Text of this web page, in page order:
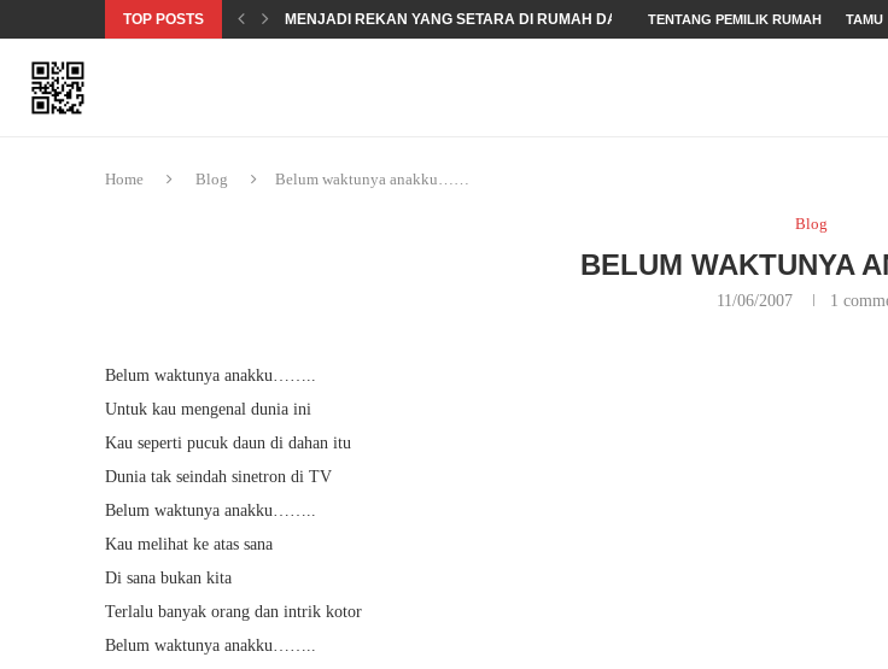
TOP POSTS MENJADI REKAN YANG SETARA DI RUMAH DALAM MASA...TENTANG PEMILIK RUMAH TAMU
Home Blog Belum waktunya anakku……
Blog
BELUM WAKTUNYA
11/06/2007 1
Belum waktunya anakku……..
Untuk kau mengenal dunia ini
Kau seperti pucuk daun di dahan itu
Dunia tak seindah sinetron di TV
Belum waktunya anakku……..
Kau melihat ke atas sana
Di sana bukan kita
Terlalu banyak orang dan intrik kotor
Belum waktunya anakku……..